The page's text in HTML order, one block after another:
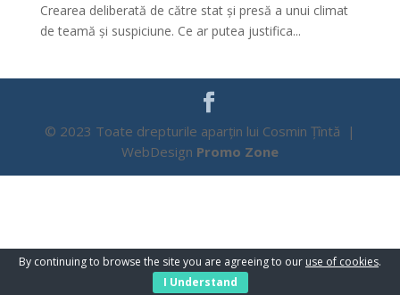
Crearea deliberată de către stat și presă a unui climat
de teamă și suspiciune. Ce ar putea justifica...
© 2023 Toate drepturile aparțin lui Cosmin Țîntă |
WebDesign Promo Zone
By continuing to browse the site you are agreeing to our use of cookies.
I Understand